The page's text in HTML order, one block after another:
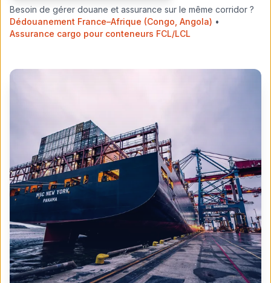
Besoin de gérer douane et assurance sur le même corridor ?
Dédouanement France–Afrique (Congo, Angola) •
Assurance cargo pour conteneurs FCL/LCL